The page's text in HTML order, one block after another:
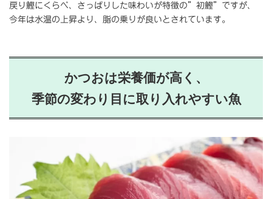
戻り鰹にくらべ、さっぱりした味わいが特徴の”初鰹”ですが、
今年は水温の上昇より、脂の乗りが良いとされています。
かつおは栄養価が高く、
季節の変わり目に取り入れやすい魚